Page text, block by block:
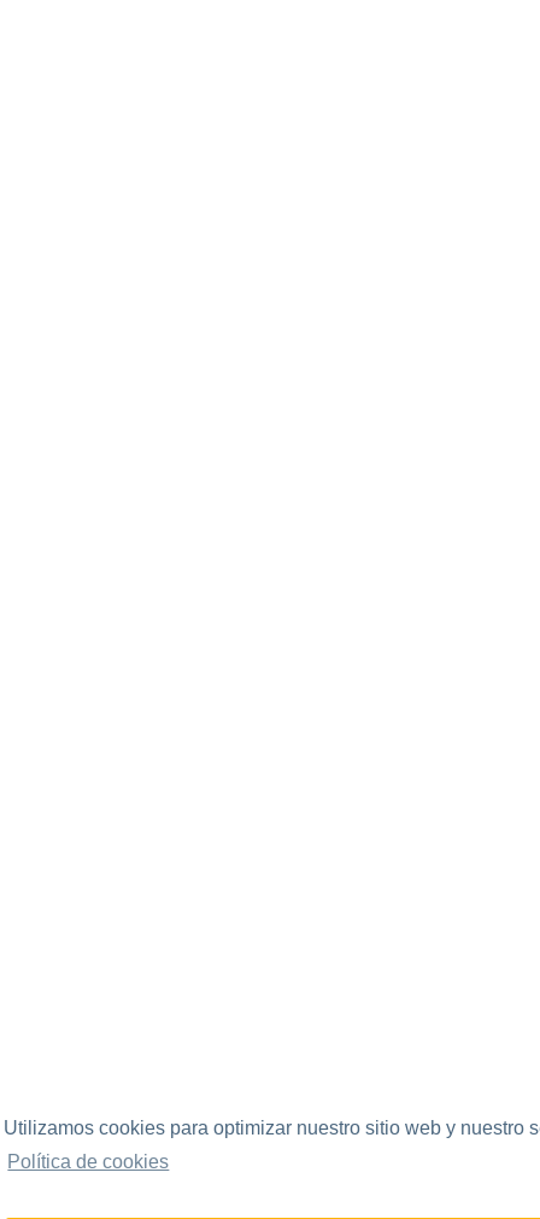
Utilizamos cookies para optimizar nuestro sitio web y nuestro
Política de cookies